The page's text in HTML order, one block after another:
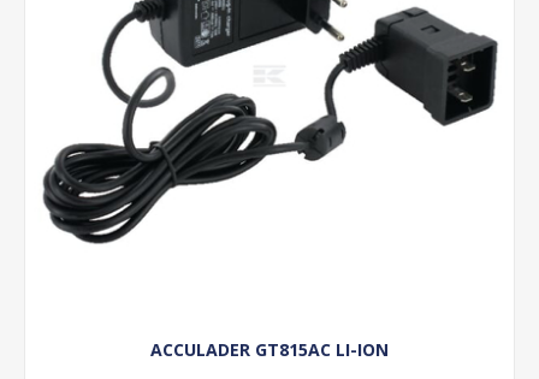
ACCULADER GT815AC LI-ION